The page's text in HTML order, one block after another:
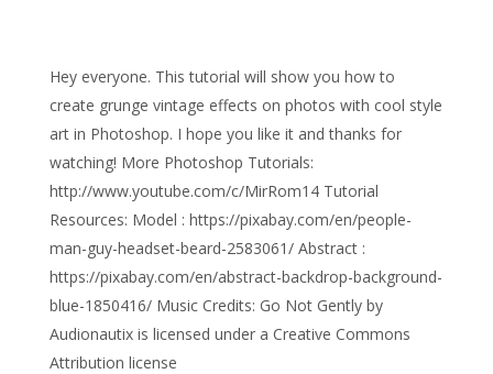
Hey everyone. This tutorial will show you how to
create grunge vintage effects on photos with cool style
art in Photoshop. I hope you like it and thanks for
watching! More Photoshop Tutorials:
http://www.youtube.com/c/MirRom14 Tutorial
Resources: Model : https://pixabay.com/en/people-
man-guy-headset-beard-2583061/ Abstract :
https://pixabay.com/en/abstract-backdrop-background-
blue-1850416/ Music Credits: Go Not Gently by
Audionautix is licensed under a Creative Commons
Attribution license